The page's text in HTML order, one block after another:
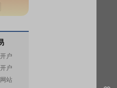
户
户
站